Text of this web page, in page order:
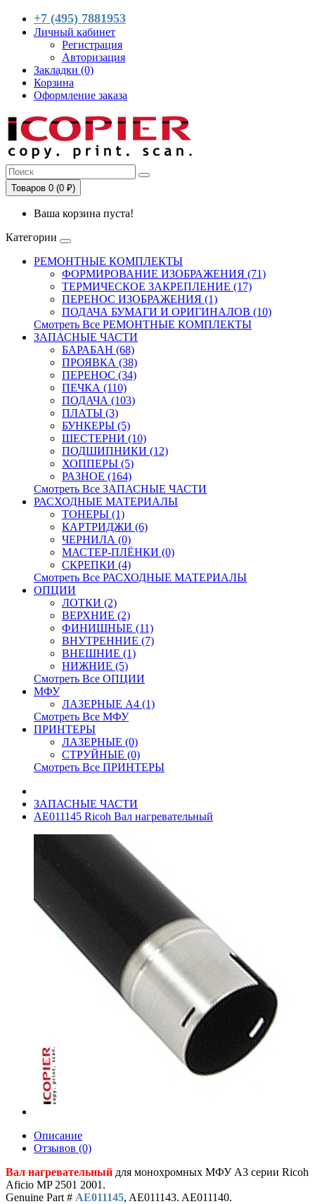
+7 (495) 7881953
Личный кабинет
Регистрация
Авторизация
Закладки (0)
Корзина
Оформление заказа
Товаров 0 (0 ₽)
Ваша корзина пуста!
Категории
РЕМОНТНЫЕ КОМПЛЕКТЫ
ФОРМИРОВАНИЕ ИЗОБРАЖЕНИЯ (71)
ТЕРМИЧЕСКОЕ ЗАКРЕПЛЕНИЕ (17)
ПЕРЕНОС ИЗОБРАЖЕНИЯ (1)
ПОДАЧА БУМАГИ И ОРИГИНАЛОВ (10)
Смотреть Все РЕМОНТНЫЕ КОМПЛЕКТЫ
ЗАПАСНЫЕ ЧАСТИ
БАРАБАН (68)
ПРОЯВКА (38)
ПЕРЕНОС (34)
ПЕЧКА (110)
ПОДАЧА (103)
ПЛАТЫ (3)
БУНКЕРЫ (5)
ШЕСТЕРНИ (10)
ПОДШИПНИКИ (12)
ХОППЕРЫ (5)
РАЗНОЕ (164)
Смотреть Все ЗАПАСНЫЕ ЧАСТИ
РАСХОДНЫЕ МАТЕРИАЛЫ
ТОНЕРЫ (1)
КАРТРИДЖИ (6)
ЧЕРНИЛА (0)
МАСТЕР-ПЛЁНКИ (0)
СКРЕПКИ (4)
Смотреть Все РАСХОДНЫЕ МАТЕРИАЛЫ
ОПЦИИ
ЛОТКИ (2)
ВЕРХНИЕ (2)
ФИНИШНЫЕ (11)
ВНУТРЕННИЕ (7)
ВНЕШНИЕ (1)
НИЖНИЕ (5)
Смотреть Все ОПЦИИ
МФУ
ЛАЗЕРНЫЕ A4 (1)
Смотреть Все МФУ
ПРИНТЕРЫ
ЛАЗЕРНЫЕ (0)
СТРУЙНЫЕ (0)
Смотреть Все ПРИНТЕРЫ
ЗАПАСНЫЕ ЧАСТИ
AE011145 Ricoh Вал нагревательный
Описание
Отзывов (0)
Вал нагревательный для монохромных МФУ A3 серии Ricoh
Aficio MP 2501 2001.
Genuine Part # AE011145, AE011143. AE011140.